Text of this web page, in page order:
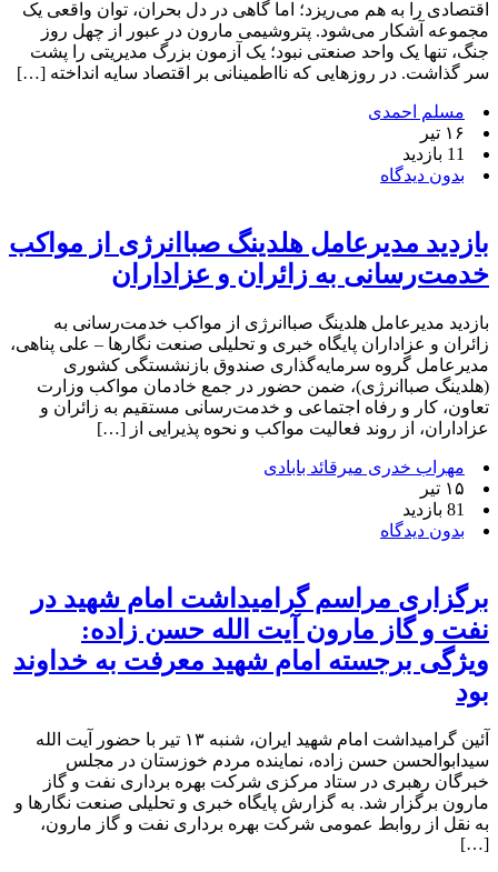
اقتصادی را به هم می‌ریزد؛ اما گاهی در دل بحران، توان واقعی یک
مجموعه آشکار می‌شود. پتروشیمی مارون در عبور از چهل روز
جنگ، تنها یک واحد صنعتی نبود؛ یک آزمون بزرگ مدیریتی را پشت
سر گذاشت. در روزهایی که نااطمینانی بر اقتصاد سایه انداخته […]
مسلم احمدی
۱۶ تیر
11 بازدید
بدون دیدگاه
بازدید مدیرعامل هلدینگ صباانرژی از مواکب
خدمت‌رسانی به زائران و عزاداران
بازدید مدیرعامل هلدینگ صباانرژی از مواکب خدمت‌رسانی به
زائران و عزاداران پایگاه خبری و تحلیلی صنعت نگارها – علی پناهی،
مدیرعامل گروه سرمایه‌گذاری صندوق بازنشستگی کشوری
(هلدینگ صباانرژی)، ضمن حضور در جمع خادمان مواکب وزارت
تعاون، کار و رفاه اجتماعی و خدمت‌رسانی مستقیم به زائران و
عزاداران، از روند فعالیت مواکب و نحوه پذیرایی از […]
مهراب خدری میرقائد بابادی
۱۵ تیر
81 بازدید
بدون دیدگاه
برگزاری مراسم گرامیداشت امام شهید در
نفت و گاز مارون آیت الله حسن زاده:
ویژگی برجسته امام شهید معرفت به خداوند
بود
آئین گرامیداشت امام شهید ایران، شنبه ۱۳ تیر با حضور آیت الله
سیدابوالحسن حسن زاده، نماینده مردم خوزستان در مجلس
خبرگان رهبری در ستاد مرکزی شرکت بهره برداری نفت و گاز
مارون برگزار شد. به گزارش پایگاه خبری و تحلیلی صنعت نگارها و
به نقل از روابط عمومی شرکت بهره برداری نفت و گاز مارون،
[…]